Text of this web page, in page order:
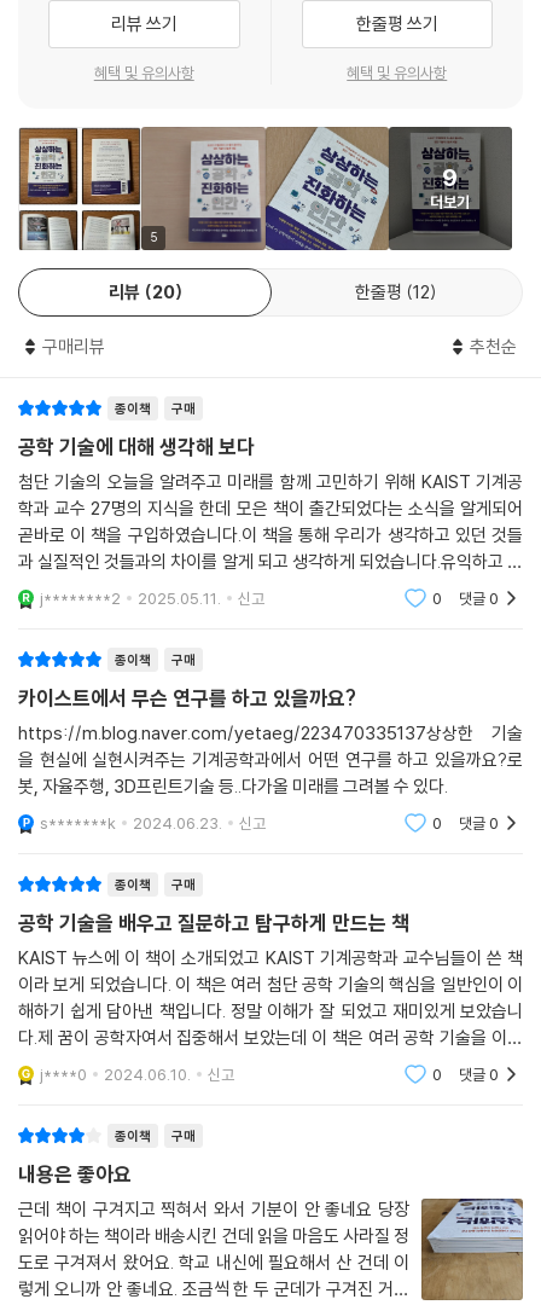
들보다 빠르고 강력한 성능을 자랑하는 작은 스마트폰을 손에 들고 다닙니
다. 이런 엄청난 변화는 집적회로 기술의 지속적인 발전 덕분입니다. 현대
의 반도체는 실리콘 웨이퍼상에 다양한 금속 및 반도체 산화물들을 미세한
을 여러 층으로 쌓아감으로써 만들어집니다.
---「3장 미래를 그리는 첨단 생산 기술 - ‘현대 문명의 쌀’, 반도체 기술의
핵심」중에서
음향 메타물질은 인공의 구조물로, 일반적인 물질과는 완전히 다른 음향학
적인 특징을 가지고 있습니다. 과학자들은 실제로 밀도를 음수로 만들지는
않지만 음파의 입장에서 밀도가 음수처럼 느껴지게 하는 물질을 설계할 수
있다는 사실을 발견했어요. 그 결과 매우 얇은 두께와 가벼운 무게만으로
음파를 거의 완벽하게 차단할 수 있게 되었습니다. 음향 메타물질만큼이나
랙홀이 빛과 모든 물질을 끌어들이는 것처럼, 파동을 특정 지점에 집중시
켜 열로 소산시킬 수 있는 새로운 기술입니다.
---「4장 눈에 보이지 않지만 항상 우리 곁에 있는 기계 - 조용하고 쾌적한
미래를 위해 소음과 진동을 제어하다」중에서
과학자들은 우리 장기가 어떻게 작동하고, 질병이 장기에 어떤 영향을 미
치는지 더 잘 이해할 수 있기를 원했다. 하지만 시험관 안에 담긴 세포나,
질병과 장기에 대해 파악하는 데 한계가 있었다. 이때 미세유체 시스템은
스템 내에 구현된 심장, 폐, 뇌, 안구, 근육, 혈관 등 다양한 장기 시스템을
미세생체 시스템 혹은 장기 칩이라고 한다. 폐 시스템의 경우 사람이 숨을
들이쉴 때 폐포가 늘어나는 현상을 미세생체 시스템 안에 구현하였다.
---「5장 새로운 의료 패러다임을 이끄는 공학 - 내 몸 밖에 내 장기를 만들
수 있을까?」중에서
2006년 미국 노스웨스턴대학교의 토드 쿠이켄 교수는 표적 근육 재신경
화술이라는 고난이도의 수술을 성공시켰다. 환자는 전기 사고로 양팔을 잃
끝부분에 남아 있던 말초신경 다발을 가슴 근육에 다시 심었고, 그 신경다
발에 연결한 센서를 통해 복잡한 상지 동작 의도까지 읽어낼 수 있게 했다.
수술 과정을 좀더 자세히 살펴보자, 설리번 씨의 절단된 팔과 연결된 말초
신경계 다발은 어깨 부분에서 잘려 있었는데, 어깨, 팔꿈치, 손목, 손가락
을 움직이는 근육으로 연결되어 있던 다발들이 목적지를 잃은 채 아직 살
가능한가?」중에서
돕는 의공학의 발전 가능성(5장 ‘새로운 의료 패러다임을 이끄는 공학’)을
탐구해 본다. 또한 사람이 단순히 기계를 사용하는 것이 아니라 기계와의
융합을 통해 진화할 수 있는 가능성(6장 ‘기계와 함께 진화하는 인간’)도
인간을 위한 기술을 향하여, 우리가 공학을 배워야 하는 이유
물론 기술이 인류의 삶을 풍요롭게 만들기만 하는 것은 아니다. 기술로 인
한 부작용과 폐해 또한 크다. 화석연료를 기반으로 한 기술의 급격한 발전
과 대량 생산 시스템은 기후 위기라는 결과를 낳았다. 인공지능의 발전이
인간 삶에 이롭기만 할 것인가에 대한 논쟁도 치열하다. 따라서 필진들은
기술을 연구하는 사람으로서 가져야 할 윤리 의식을 강조하며 미래의 기술
(前) KAIST 공과대학 학장을 역임한 배충식 교수는 말한다. “기술 발전과
함께 생겨난 문제들이 기술로만 풀릴 수는 없겠지만 더 나은 기술을 만들
어야 해결 가능성이 높아지는 것 또한 사실이다.” 지속가능한 세상을 함께
만들기 위해 우리가 공학을 배워야 하는 이유이다.
이러한 취지에 공감한 이광형 KAIST 총장, 뇌과학자 정재승 교수, 석상옥
네이버랩스 대표 등 국내 최고의 이·공학자들은 본 도서를 미래를 이끌어
갈 청년들에게 추천했다.『상상하는 공학 진화하는 인간』은 오늘날 기계공
날 우리 삶에 깊숙이 파고든 기술 혁명의 방향과 흐름을 제시하는 안내서
가 될 것이다.
인공지능, 로봇, 차세대 에너지, 바이오, 우주항공, 미래 모빌리티 등 기계
공학은 움직이는 모든 것을 연구하고 그에 참여한다. 열정적인 기계공학자
들이 쓴 본 도서는 미래 세대에게 ‘열정과 비전으로 세상을 움직여보지 않
있을 것이다. 본 도서가 기계공학으로의 첫걸음을 내딛는 새로운 세대에게
든든한 동행자가 되어주리라 확신한다.
- 김동환 (대한기계학회 회장, 서울과학기술대학교 총장)
KAIST 기계공학과는 세계적으로도 유례를 찾기 힘들 정도로 혁신적인 학
과다. ‘기계 없는 기계공학과를 지향한다’는 어느 교수님의 말처럼, 기계공
학과가 통상 다루지 않는 심장, 뇌, 소음, 태양광, 인공지능, 로봇, 자율주행
자동차 등 ‘세상의 모든 작동하는 것들’이 이 책 안에는 기계의 관점에서 흥
상기해 본다면, 기계 없는 기계공학과란 전통적인 기계를 넘어 생명과 도
시를 살리고 지구를 구하는 모든 것들을 다루겠다는 강력한 비전이다. KAI
ST 기계공학과 교수들과 학생들이 어떤 연구를 하고 있는지 그 최전선의
지형도를 가늠해 볼 수 있는 이 책에서 청소년과 젊은이들이 혁신적인 기
계공학의 미래 비전을 배우길 희망해 본다.
- 정재승 (KAIST 뇌인지과학과·융합인재학부 교수)
지능을 비롯한 첨단기술들의 진화 속도는 우리의 예측을 넘어서는 수준에
이르렀다. 여전히 막연한 두려움을 불러오기도 하는 이러한 변화에 대비하
기 위해 개인에게 필요한 첫 번째는 관심과 학습이다. 오늘날 공학적 교양
이 모든 이들에게 필요한 이유이다. 기계공학은 가장 오랫동안, 다양한 분
야에서 공학 기술을 통해 세상의 변화를 이끌어왔고 그 추세는 더욱 가팔
라질 것이다. 기계공학 분야의 명실상부 글로벌 리더인 KAIST의 교수진
들의 본 도서가 미래를 향한 친절한 길잡이가 되어주리라 믿는다.
공학에서 새로운 해법은 결코 과거의 답습에서 나오지 않는다. 현재를 당
연하게 받아들이지 않는 공학적 상상력이 필요하다. 그렇게 탄생한 신기술
들이 우리 삶에 실질적인 도움을 주며 일상을 자연스럽게 변화시킬 수 있
다. 이 책에 담긴 오늘날의 기계공학들도 그렇게 일상을 비트는 상상으로
부터 탄생해 일상을 변화시키는 것을 종착역으로 삼는다. 이 책은 첨단 기
술을 통해 세상이 어떻게 변해갈지에 대해 KAIST 교수진들이 제작한 지
에게 권하고 싶다.
- 석상옥 (네이버랩스 대표)
리뷰 쓰기
혜택 및 유의사항
한줄평 쓰기
혜택 및 유의사항
5
9
더보기
리뷰 20 한줄평 12
구매리뷰 추천순
종이책 구매
공학 기술에 대해 생각해 보다
첨단 기술의 오늘을 알려주고 미래를 함께 고민하기 위해 KAIST 기계공
학과 교수 27명의 지식을 한데 모은 책이 출간되었다는 소식을 알게되어
곧바로 이 책을 구입하였습니다.이 책을 통해 우리가 생각하고 있던 것들
과 실질적인 것들과의 차이를 알게 되고 생각하게 되었습니다.유익하고 흥
미있고 사고하게 만드는 훌륭한 책입니다.
j********2 2025.05.11. 신고 0 댓글0
종이책 구매
카이스트에서 무슨 연구를 하고 있을까요?
https://m.blog.naver.com/yetaeg/223470335137상상한 기술
을 현실에 실현시켜주는 기계공학과에서 어떤 연구를 하고 있을까요?로
봇, 자율주행, 3D프린트기술 등..다가올 미래를 그려볼 수 있다.
s*******k 2024.06.23. 신고 0 댓글0
종이책 구매
공학 기술을 배우고 질문하고 탐구하게 만드는 책
KAIST 뉴스에 이 책이 소개되었고 KAIST 기계공학과 교수님들이 쓴 책
이라 보게 되었습니다. 이 책은 여러 첨단 공학 기술의 핵심을 일반인이 이
해하기 쉽게 담아낸 책입니다. 정말 이해가 잘 되었고 재미있게 보았습니
다.제 꿈이 공학자여서 집중해서 보았는데 이 책은 여러 공학 기술을 이해
하고 질문하게 만드는 책입니다. 알지 못했던 기술들과 기술들의 역사, 기
술의 특징 등을 새롭
j****0 2024.06.10. 신고 0 댓글0
종이책 구매
내용은 좋아요
근데 책이 구겨지고 찍혀서 와서 기분이 안 좋네요 당장
읽어야 하는 책이라 배송시킨 건데 읽을 마음도 사라질 정
도로 구겨져서 왔어요. 학교 내신에 필요해서 산 건데 이
렇게 오니까 안 좋네요. 조금씩 한 두 군데가 구겨진 거면